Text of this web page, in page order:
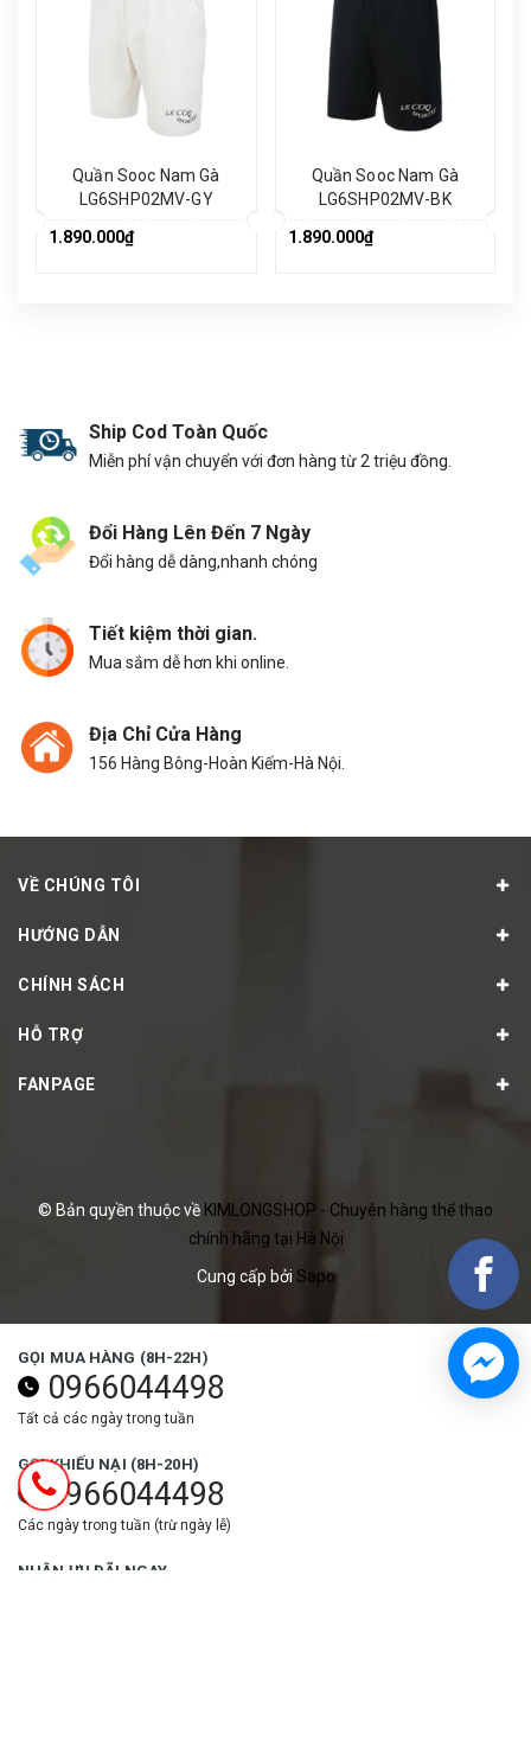
Quần Sooc Nam Gà
LG6SHP02MV-GY
1.890.000₫
Quần Sooc Nam Gà
LG6SHP02MV-BK
1.890.000₫
Ship Cod Toàn Quốc
Miễn phí vận chuyển với đơn hàng từ 2 triệu đồng.
Đổi Hàng Lên Đến 7 Ngày
Đổi hàng dễ dàng,nhanh chóng
Tiết kiệm thời gian.
Mua sắm dễ hơn khi online.
Địa Chỉ Cửa Hàng
156 Hàng Bông-Hoàn Kiếm-Hà Nội.
VỀ CHÚNG TÔI
HƯỚNG DẪN
CHÍNH SÁCH
HỖ TRỢ
FANPAGE
© Bản quyền thuộc về KIMLONGSHOP - Chuyên hàng thể thao
chính hãng tại Hà Nội
Cung cấp bởi Sapo
GỌI MUA HÀNG (8H-22H)
0966044498
Tất cả các ngày trong tuần
GỌI KHIẾU NẠI (8H-20H)
0966044498
Các ngày trong tuần (trừ ngày lễ)
NHẬN ƯU ĐÃI NGAY